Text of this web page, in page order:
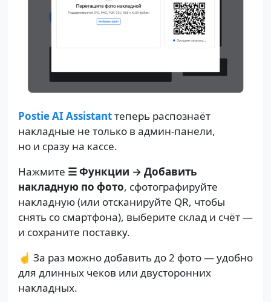
Postie AI Assistantтеперь распознаёт
накладные не только в админ-панели,
но и сразу на кассе.
Нажмите ☰ Функции → Добавить
накладную по фото, сфотографируйте
накладную (или отсканируйте QR, чтобы
снять со смартфона), выберите склад и счёт —
и сохраните поставку.
☝️ За раз можно добавить до 2 фото — удобно
для длинных чеков или двусторонних
накладных.